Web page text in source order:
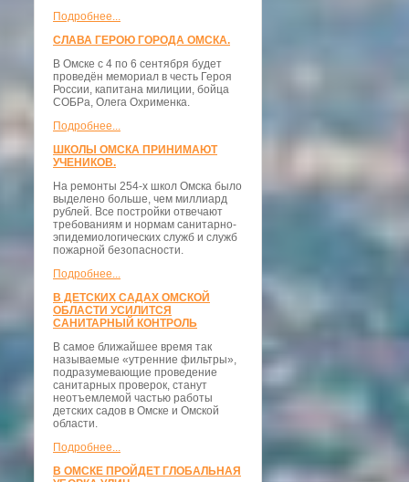
Подробнее...
СЛАВА ГЕРОЮ ГОРОДА ОМСКА.
В Омске с 4 по 6 сентября будет
проведён мемориал в честь Героя
России, капитана милиции, бойца
СОБРа, Олега Охрименка.
Подробнее...
ШКОЛЫ ОМСКА ПРИНИМАЮТ
УЧЕНИКОВ.
На ремонты 254-х школ Омска было
выделено больше, чем миллиард
рублей. Все постройки отвечают
требованиям и нормам санитарно-
эпидемиологических служб и служб
пожарной безопасности.
Подробнее...
В ДЕТСКИХ САДАХ ОМСКОЙ
ОБЛАСТИ УСИЛИТСЯ
САНИТАРНЫЙ КОНТРОЛЬ
В самое ближайшее время так
называемые «утренние фильтры»,
подразумевающие проведение
санитарных проверок, станут
неотъемлемой частью работы
детских садов в Омске и Омской
области.
Подробнее...
В ОМСКЕ ПРОЙДЕТ ГЛОБАЛЬНАЯ